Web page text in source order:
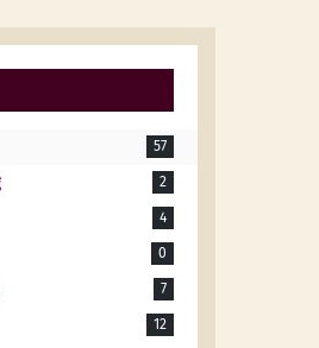
57
2
4
0
7
12